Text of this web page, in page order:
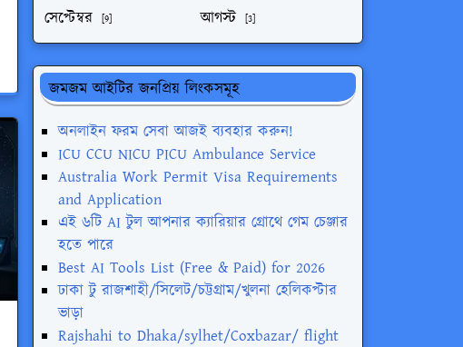
সেপ্টেম্বর [9] আগস্ট [3]
জমজম আইটির জনপ্রিয় লিংকসমূহ
অনলাইন ফরম সেবা আজই ব্যবহার করুন!
ICU CCU NICU PICU Ambulance Service
Australia Work Permit Visa Requirements
and Application
এই ৬টি AI টুল আপনার ক্যারিয়ার গ্রোথে গেম চেঞ্জার
হতে পারে
Best AI Tools List (Free & Paid) for 2026
ঢাকা টু রাজশাহী/সিলেট/চট্টগ্রাম/খুলনা হেলিকপ্টার
ভাড়া
Rajshahi to Dhaka/sylhet/Coxbazar/ flight